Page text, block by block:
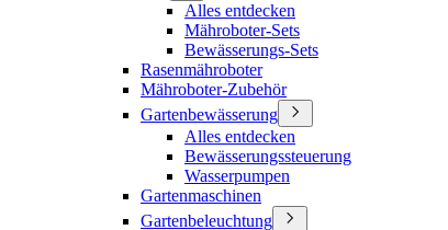
Alles entdecken
Mähroboter-Sets
Bewässerungs-Sets
Rasenmähroboter
Mähroboter-Zubehör
Gartenbewässerung
Alles entdecken
Bewässerungssteuerung
Wasserpumpen
Gartenmaschinen
Gartenbeleuchtung